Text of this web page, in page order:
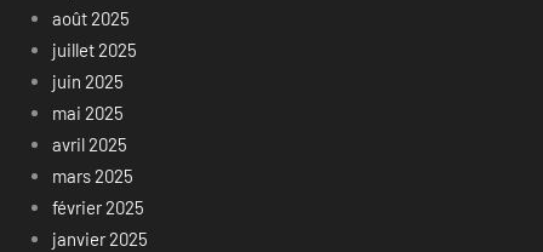
août 2025
juillet 2025
juin 2025
mai 2025
avril 2025
mars 2025
février 2025
janvier 2025